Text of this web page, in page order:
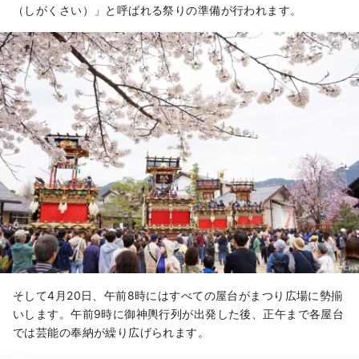
（しがくさい）」と呼ばれる祭りの準備が行われます。
そして4月20日、午前8時にはすべての屋台がまつり広場に勢揃
いします。午前9時に御神輿行列が出発した後、正午まで各屋台
では芸能の奉納が繰り広げられます。